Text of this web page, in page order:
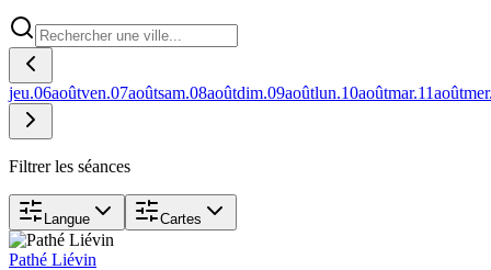
jeu.06aoûtven.07aoûtsam.08aoûtdim.09aoûtlun.10aoûtmar.11août
Filtrer les séances
Langue Cartes
Pathé Liévin